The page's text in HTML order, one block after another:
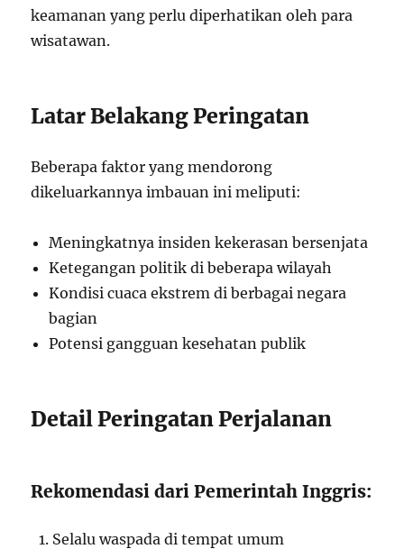
keamanan yang perlu diperhatikan oleh para
wisatawan.
Latar Belakang Peringatan
Beberapa faktor yang mendorong
dikeluarkannya imbauan ini meliputi:
Meningkatnya insiden kekerasan bersenjata
Ketegangan politik di beberapa wilayah
Kondisi cuaca ekstrem di berbagai negara
bagian
Potensi gangguan kesehatan publik
Detail Peringatan Perjalanan
Rekomendasi dari Pemerintah Inggris:
Selalu waspada di tempat umum